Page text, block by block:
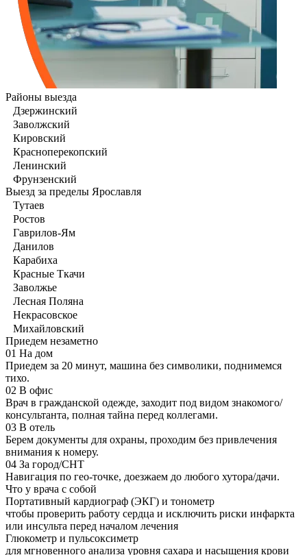
Районы выезда
Дзержинский
Заволжский
Кировский
Красноперекопский
Ленинский
Фрунзенский
Выезд за пределы Ярославля
Тутаев
Ростов
Гаврилов-Ям
Данилов
Карабиха
Красные Ткачи
Заволжье
Лесная Поляна
Некрасовское
Михайловский
Приедем незаметно
01 На дом
Приедем за 20 минут, машина без символики, поднимемся
тихо.
02 В офис
Врач в гражданской одежде, заходит под видом знакомого/
консультанта, полная тайна перед коллегами.
03 В отель
Берем документы для охраны, проходим без привлечения
внимания к номеру.
04 За город/СНТ
Навигация по гео-точке, доезжаем до любого хутора/дачи.
Что у врача с собой
Портативный кардиограф (ЭКГ) и тонометр
чтобы проверить работу сердца и исключить риски инфаркта
или инсульта перед началом лечения
Глюкометр и пульсоксиметр
для мгновенного анализа уровня сахара и насыщения крови